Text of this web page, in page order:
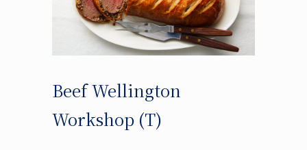
Beef Wellington
Workshop (T)